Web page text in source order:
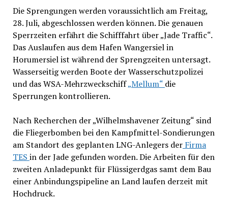
Die Sprengungen werden voraussichtlich am Freitag,
28. Juli, abgeschlossen werden können. Die genauen
Sperrzeiten erfährt die Schifffahrt über „Jade Traffic“.
Das Auslaufen aus dem Hafen Wangersiel in
Horumersiel ist während der Sprengzeiten untersagt.
Wasserseitig werden Boote der Wasserschutzpolizei
und das WSA-Mehrzweckschiff„Mellum“ die
Sperrungen kontrollieren.
Nach Recherchen der „Wilhelmshavener Zeitung“ sind
die Fliegerbomben bei den Kampfmittel-Sondierungen
am Standort des geplanten LNG-Anlegers derFirma
TES in der Jade gefunden worden. Die Arbeiten für den
zweiten Anladepunkt für Flüssigerdgas samt dem Bau
einer Anbindungspipeline an Land laufen derzeit mit
Hochdruck.